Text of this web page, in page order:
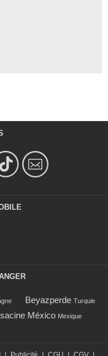
Beyazperde Turquie
México Mexique